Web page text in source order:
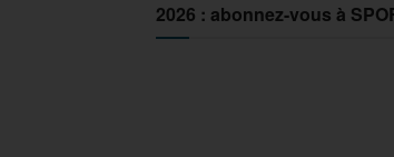
2026 : abonnez-vous à